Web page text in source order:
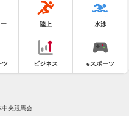
陸上 水泳
ツ ビジネス eスポーツ
中央競馬会